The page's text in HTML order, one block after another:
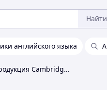
Найти
английского языка
Аудио/видео продукция Cambridge University Press